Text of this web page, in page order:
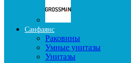
Санфаянс
Раковины
Умные унитазы
Унитазы